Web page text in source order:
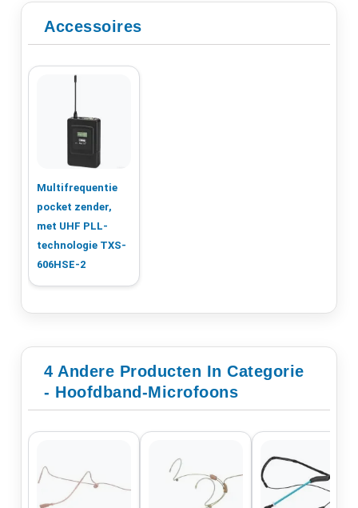
Accessoires
Multifrequentie
pocket zender,
met UHF PLL-
technologie TXS-
606HSE-2
4 Andere Producten In Categorie
- Hoofdband-Microfoons